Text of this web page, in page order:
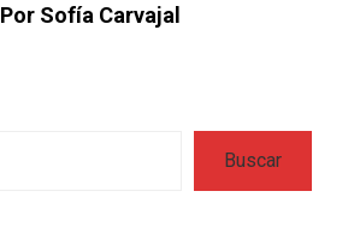
Por Sofía Carvajal
Buscar